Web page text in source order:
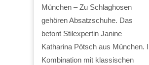
München – Zu Schlaghosen
gehören Absatzschuhe. Das
betont Stilexpertin Janine
Katharina Pötsch aus München.
Kombination mit klassischen